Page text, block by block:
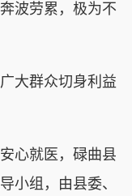
波劳累，极为不
大群众切身利益
心就医，碌曲县
小组，由县委、